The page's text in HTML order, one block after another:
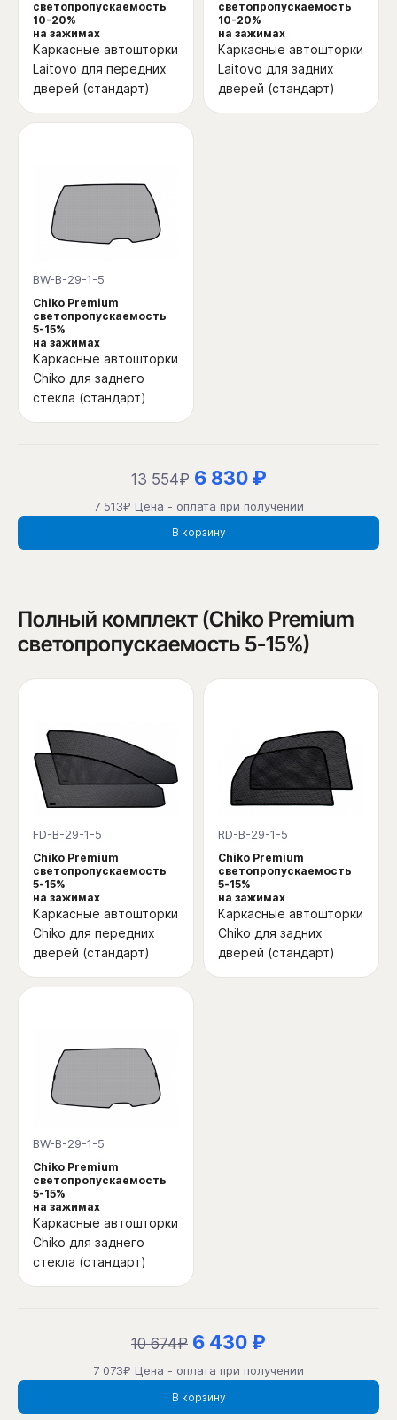
светопропускаемость
10-20%
на зажимах
Каркасные автошторки
Laitovo для передних
дверей (стандарт)
светопропускаемость
10-20%
на зажимах
Каркасные автошторки
Laitovo для задних
дверей (стандарт)
BW-B-29-1-5
Chiko Premium
светопропускаемость
5-15%
на зажимах
Каркасные автошторки
Chiko для заднего
стекла (стандарт)
13 554₽ 6 830 ₽
7 513₽ Цена - оплата при получении
В корзину
Полный комплект (Chiko Premium
светопропускаемость 5-15%)
FD-B-29-1-5
Chiko Premium
светопропускаемость
5-15%
на зажимах
Каркасные автошторки
Chiko для передних
дверей (стандарт)
RD-B-29-1-5
Chiko Premium
светопропускаемость
5-15%
на зажимах
Каркасные автошторки
Chiko для задних
дверей (стандарт)
BW-B-29-1-5
Chiko Premium
светопропускаемость
5-15%
на зажимах
Каркасные автошторки
Chiko для заднего
стекла (стандарт)
10 674₽ 6 430 ₽
7 073₽ Цена - оплата при получении
В корзину